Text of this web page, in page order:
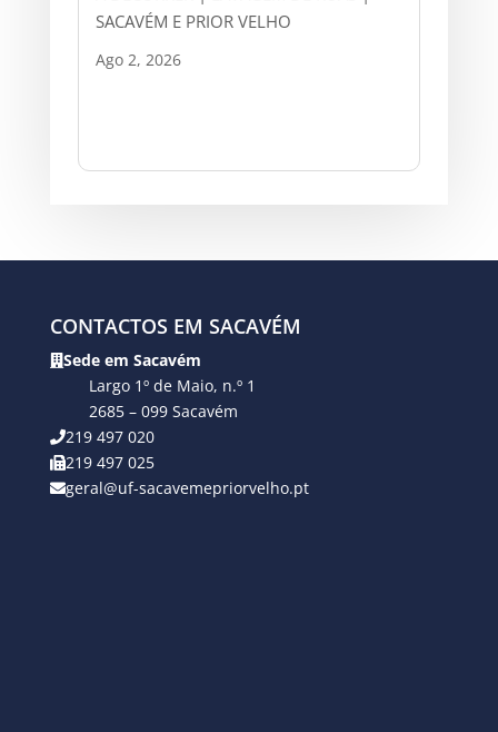
SACAVÉM E PRIOR VELHO
Ago 2, 2026
CONTACTOS EM SACAVÉM
Sede em Sacavém
Largo 1º de Maio, n.º 1
2685 – 099 Sacavém
219 497 020
219 497 025
geral@uf-sacavemepriorvelho.pt